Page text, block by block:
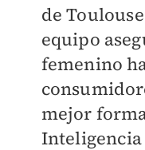
de
equipo
femenino
mejor